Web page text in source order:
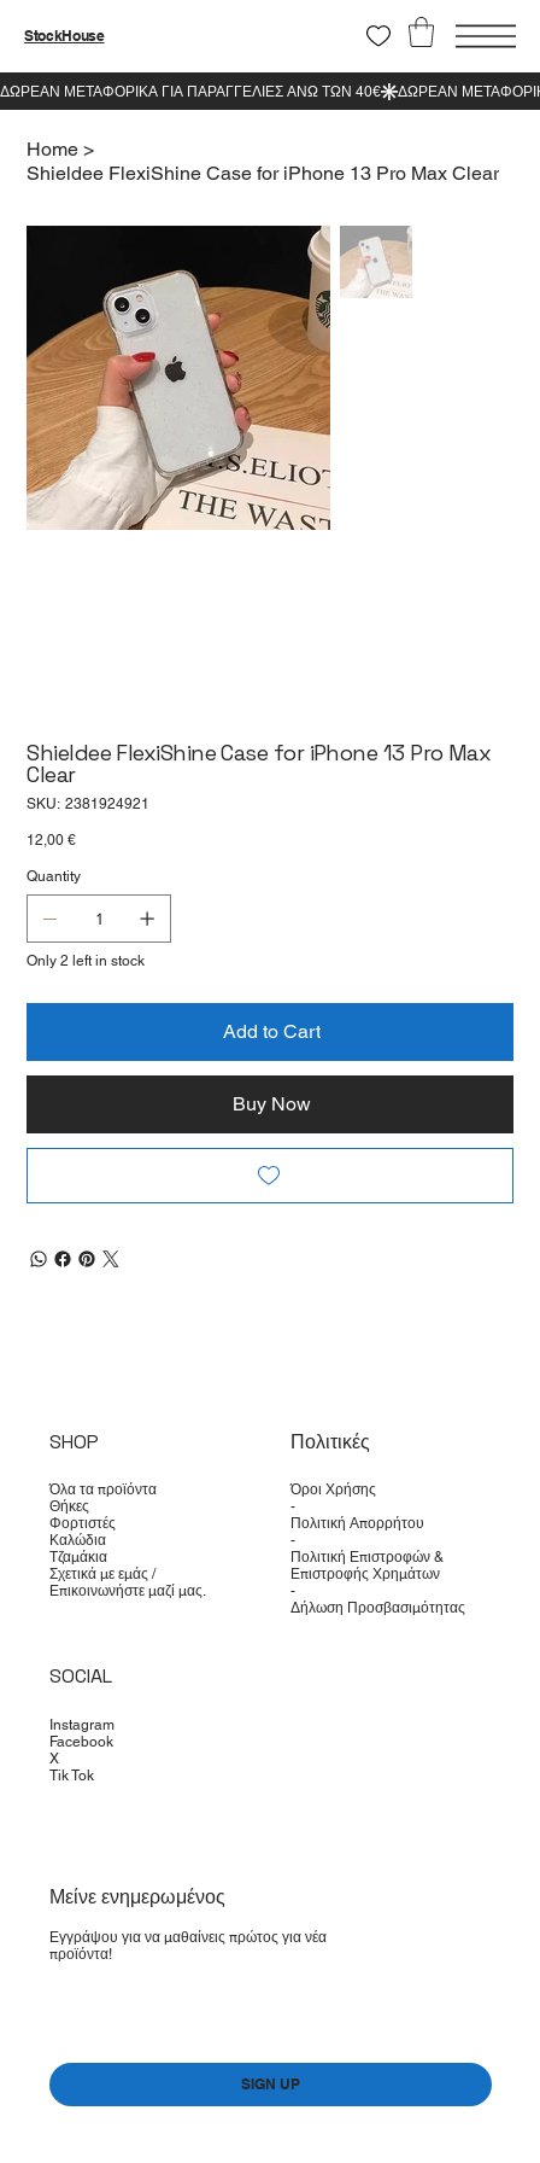
StockHouse
Home >
Shieldee FlexiShine Case for iPhone 13 Pro Max Clear
Shieldee FlexiShine Case for iPhone 13 Pro Max
Clear
SKU: SKU
2381924921
Price
12,00 €
Quantity
Only 2 left in stock
Add to Cart
Buy Now
SHOP
Όλα τα προϊόντα
Θήκες
Φορτιστές
Καλώδια
Τζαμάκια
Σχετικά με εμάς /
Επικοινωνήστε μαζί μας.
Πολιτικές
Όροι Χρήσης
-
Πολιτική Απορρήτου
-
Πολιτική Επιστροφών &
Επιστροφής Χρημάτων
-
Δήλωση Προσβασιμότητας
SOCIAL
Instagram
Facebook
X
Tik Tok
​Μείνε ενημερωμένος
Εγγράψου για να μαθαίνεις πρώτος για νέα
προϊόντα!
SIGN UP